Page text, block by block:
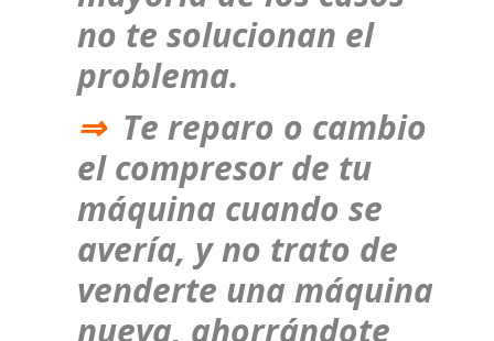
no te solucionan el
problema.
⇒Te reparo o cambio
el compresor de tu
máquina cuando se
avería, y no trato de
venderte una máquina
nueva, ahorrándote